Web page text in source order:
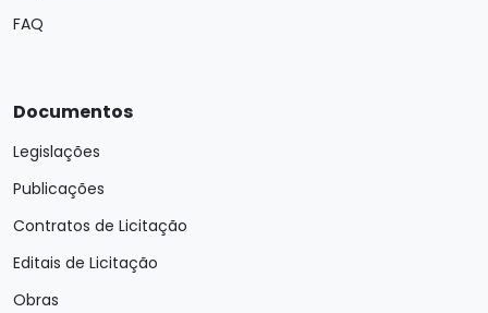
FAQ
Documentos
Legislações
Publicações
Contratos de Licitação
Editais de Licitação
Obras